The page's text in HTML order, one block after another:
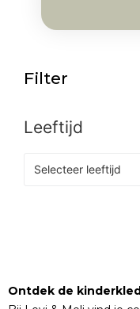
Filter
Leeftijd
Selecteer leeftijd
Ontdek de